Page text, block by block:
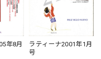
年8月
ラティーナ2001年1月
号